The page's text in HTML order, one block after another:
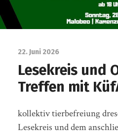
22. Juni 2026
Lesekreis und
Treffen mit
kollektiv tierbefreiung
Lesekreis und dem